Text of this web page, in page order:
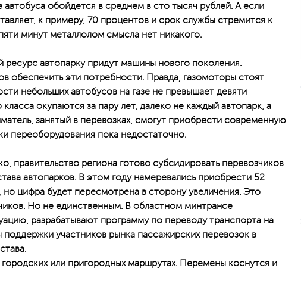
обойдется в среднем в сто тысяч рублей. А если
к примеру, 70 процентов и срок службы стремится к
минут металлолом смысла нет никакого.
автопарку придут машины нового поколения.
обеспечить эти потребности. Правда, газомоторы стоят
небольших автобусов на газе не превышает девяти
окупаются за пару лет, далеко не каждый автопарк, а
занятый в перевозках, смогут приобрести современную
переоборудования пока недостаточно.
правительство региона готово субсидировать перевозчиков
автопарков. В этом году намеревались приобрести 52
цифра будет пересмотрена в сторону увеличения. Это
Но не единственным. В областном минтрансе
разрабатывают программу по переводу транспорта на
участников рынка пассажирских перевозок в
или пригородных маршрутах. Перемены коснутся и